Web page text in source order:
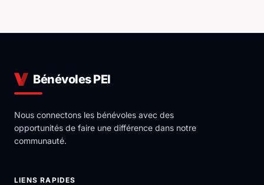
Bénévoles PEI
Nous connectons les bénévoles avec des
opportunités de faire une différence dans notre
communauté.
LIENS RAPIDES